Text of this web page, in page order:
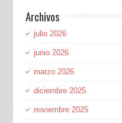
Archivos
julio 2026
junio 2026
marzo 2026
diciembre 2025
noviembre 2025